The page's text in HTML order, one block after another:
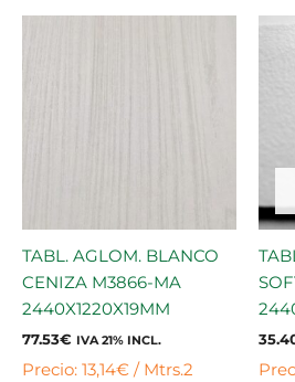
TABL. AGLOM. BLANCO
CENIZA M3866-MA
2440X1220X19MM
77.53€ IVA 21% INCL.
Precio: 13,14€ / Mtrs.2